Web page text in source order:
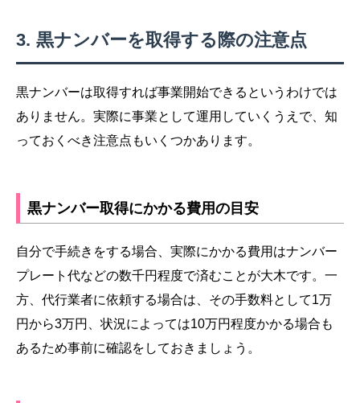
黒ナンバーを取得する際の注意点
黒ナンバーは取得すれば事業開始できるというわけでは
ありません。実際に事業として運用していくうえで、知
っておくべき注意点もいくつかあります。
黒ナンバー取得にかかる費用の目安
自分で手続きをする場合、実際にかかる費用はナンバー
プレート代などの数千円程度で済むことが大木です。一
方、代行業者に依頼する場合は、その手数料として1万
円から3万円、状況によっては10万円程度かかる場合も
あるため事前に確認をしておきましょう。